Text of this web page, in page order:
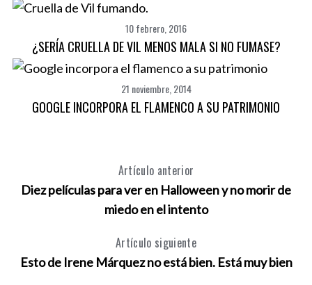
10 febrero, 2016
¿SERÍA CRUELLA DE VIL MENOS MALA SI NO FUMASE?
21 noviembre, 2014
GOOGLE INCORPORA EL FLAMENCO A SU PATRIMONIO
Artículo anterior
Diez películas para ver en Halloween y no morir de
miedo en el intento
Artículo siguiente
Esto de Irene Márquez no está bien. Está muy bien
S
h